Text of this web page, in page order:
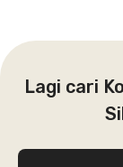
Lagi cari